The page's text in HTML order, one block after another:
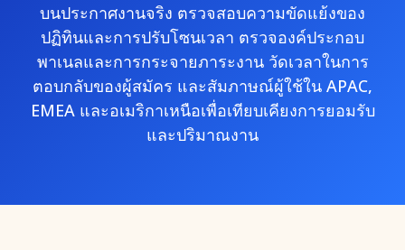
บนประกาศงานจริง ตรวจสอบความขัดแย้งของ
ปฏิทินและการปรับโซนเวลา ตรวจองค์ประกอบ
พาเนลและการกระจายภาระงาน วัดเวลาในการ
ตอบกลับของผู้สมัคร และสัมภาษณ์ผู้ใช้ใน APAC,
EMEA และอเมริกาเหนือเพื่อเทียบเคียงการยอมรับ
และปริมาณงาน